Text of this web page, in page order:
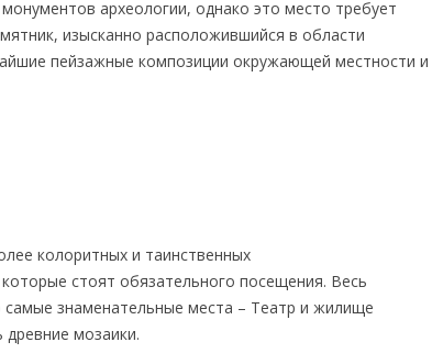
археологии, однако это место требует
изысканно расположившийся в области
пейзажные композиции окружающей местности и
колоритных и таинственных
стоят обязательного посещения. Весь
знаменательные места – Театр и жилище
древние мозаики.